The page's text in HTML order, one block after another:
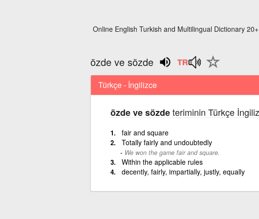
Online English Turkish and Multilingual Dictionary
özde ve sözde
Türkçe - İngilizce
özde ve sözdeteriminin Türkçe
fair and square
Totally fairly and undoubtedly
We won the game fair and square.
Within the applicable rules
decently, fairly, impartially, justly, equally